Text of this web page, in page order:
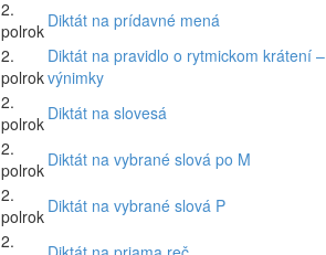
2.
polrok Diktát na prídavné mená
2.
polrok
Diktát na pravidlo o rytmickom krátení –
výnimky
2.
polrok Diktát na slovesá
2.
polrok Diktát na vybrané slová po M
2.
polrok Diktát na vybrané slová P
2.